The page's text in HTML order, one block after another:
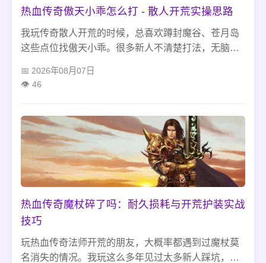
热血传奇傲天小乖怎么打 - 散人开荒实操思路
我玩传奇散人开荒的时候，总喜欢蹲封魔谷、苍月岛
这些点位找傲天小乖。很多新人不清楚打法，无脑贴
车。这只精英怪开荒性价比很高，不用极品装备，三
2026年08月07日
46
热血传奇魔杖碎了吗：耐久损耗与开荒护装实战
技巧
玩热血传奇法师开荒的朋友，大概率都遇到过魔杖莫
名消失的情况。我玩这么多年见过太多新人踩坑，挂